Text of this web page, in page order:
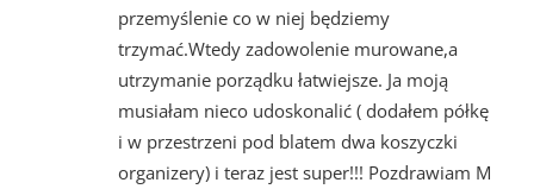
przemyślenie co w niej będziemy
trzymać.Wtedy zadowolenie murowane,a
utrzymanie porządku łatwiejsze. Ja moją
musiałam nieco udoskonalić ( dodałem półkę
i w przestrzeni pod blatem dwa koszyczki
organizery) i teraz jest super!!! Pozdrawiam M